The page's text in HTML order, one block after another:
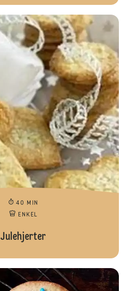
40 MIN
ENKEL
Julehjerter